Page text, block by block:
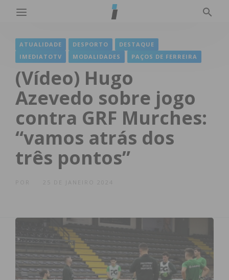
ATUALIDADE DESPORTO
DESTAQUE
IMEDIATOTV
MODALIDADES PAÇOS DE FERREIRA
(Vídeo) Hugo
Azevedo sobre jogo
contra GRF Murches:
“vamos atrás dos
três pontos”
25 DE JANEIRO 2024